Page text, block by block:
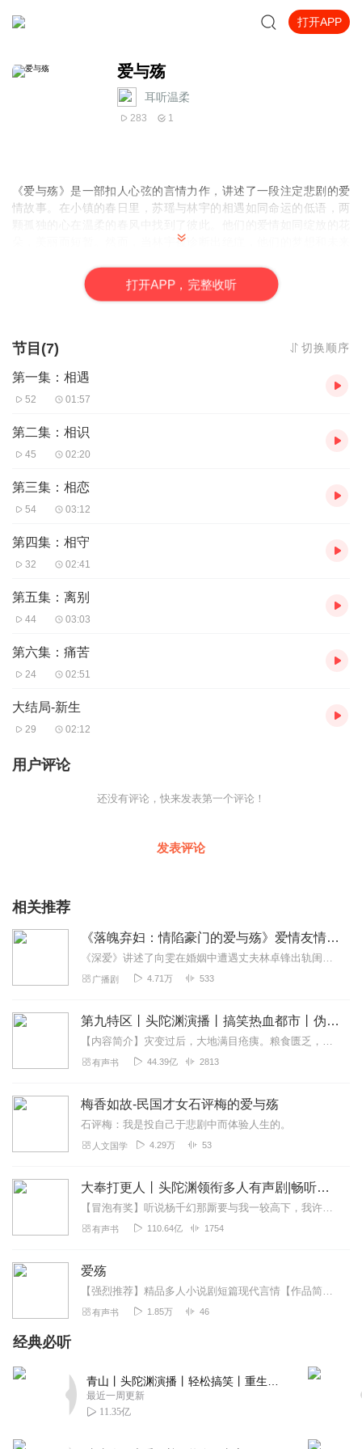
打开APP
爱与殇
耳听温柔
283 1
《爱与殇》是一部扣人心弦的言情力作，讲述了一段注定悲剧的爱
情故事。在小镇的春日里，苏瑶与林宇的相遇如同命运的低语，两
朵，美丽而短暂。然而，当林宇被诊断出绝症，他们的梦想和未来
迹，但命运的残酷却不容置疑。
打开APP，完整收听
节目(7) 切换顺序
第一集：相遇
52 01:57
第二集：相识
45 02:20
第三集：相恋
54 03:12
第四集：相守
32 02:41
第五集：离别
44 03:03
第六集：痛苦
24 02:51
大结局-新生
29 02:12
用户评论
还没有评论，快来发表第一个评论！
发表评论
相关推荐
《落魄弃妇：情陷豪门的爱与殇》爱情友情破碎再嫁豪门
《深爱》讲述了向雯在婚姻中遭遇丈夫林卓锋出轨闺蜜苏妍，离婚后又陷入家族秘密与新感情纠葛的故事。向雯婚后发现林卓锋的异常，后证实其出轨，在经历诸多波折后离婚。期间...
广播剧 4.71万 533
第九特区丨头陀渊演播丨搞笑热血都市丨伪戒丨VIP免费多人有声剧
【内容简介】灾变过后，大地满目疮痍。粮食匮乏，资源紧俏，局势混乱……一位从待规划区杀出来的青年，背对着漫天黄沙，孤身来到九区谋生，却不曾想偶然结识三五好友，一念...
有声书 44.39亿 2813
梅香如故-民国才女石评梅的爱与殇
石评梅：我是投自己于悲剧中而体验人生的。
人文国学 4.29万 53
大奉打更人丨头陀渊领衔多人有声剧|畅听全集|王鹤棣、田曦薇主演影视剧原著|卖报小郎君
【冒泡有奖】听说杨千幻那厮要与我一较高下，我许七安要开始装叉了！快进入声音播放页戳下方输入框，冒个泡偷偷告诉我，我要用哪些诗词才能胜过他？说得好的，有赏！202...
有声书 110.64亿 1754
爱殇
【强烈推荐】精品多人小说剧短篇现代言情【作品简介】文中的爱情故事凄美而纯洁。可能我只是你生命里的一个过客但此生你不会再遇见第二个我。你说你喜欢雨，那时候有我为你...
有声书 1.85万 46
经典必听
最近一周更新
11.35亿